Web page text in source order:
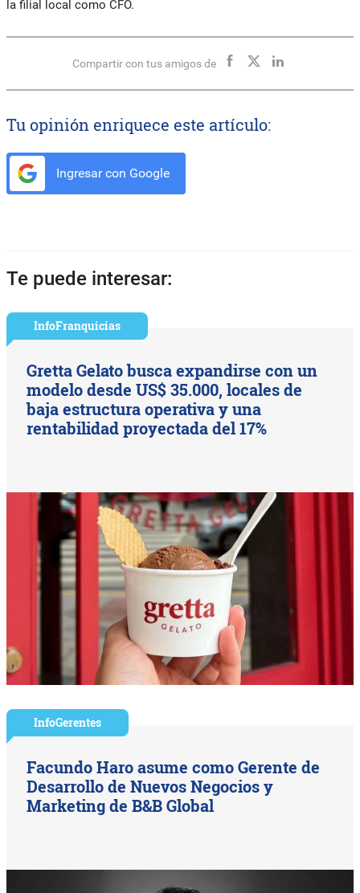
la filial local como CFO.
Compartir con tus amigos de
Tu opinión enriquece este artículo:
Ingresar con Google
Te puede interesar:
InfoFranquicias
Gretta Gelato busca expandirse con un
modelo desde US$ 35.000, locales de
baja estructura operativa y una
rentabilidad proyectada del 17%
InfoGerentes
Facundo Haro asume como Gerente de
Desarrollo de Nuevos Negocios y
Marketing de B&B Global